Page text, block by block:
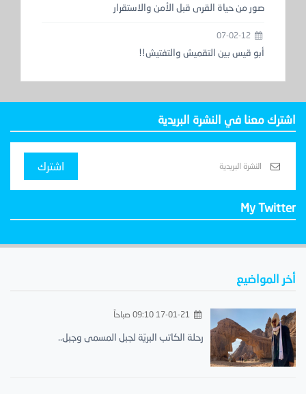
صور من حياة القرى قبل الأمن والاستقرار
أبو قيس بين التقميش والتفتيش!!
اشترك معنا في النشرة البريدية
اشترك
My Twitter
أخر المواضيع
رحلة الكاتب البريّة لجبل المسمى وجبل..